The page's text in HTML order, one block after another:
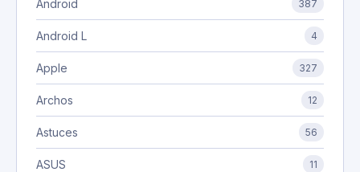
Android 387
Android L 4
Apple 327
Archos 12
Astuces 56
ASUS 11